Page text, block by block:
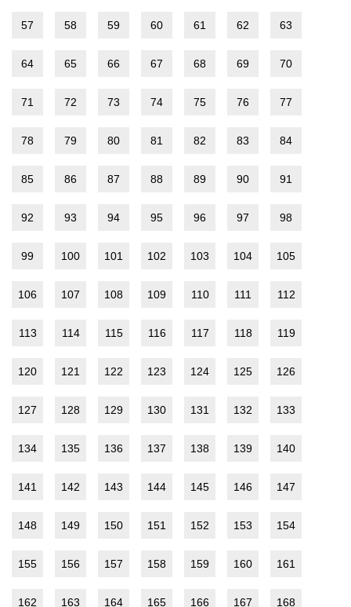
57 58 59 60 61 62 63
64 65 66 67 68 69 70
71 72 73 74 75 76 77
78 79 80 81 82 83 84
85 86 87 88 89 90 91
92 93 94 95 96 97 98
99 100 101 102 103 104 105
106 107 108 109 110 111 112
113 114 115 116 117 118 119
120 121 122 123 124 125 126
127 128 129 130 131 132 133
134 135 136 137 138 139 140
141 142 143 144 145 146 147
148 149 150 151 152 153 154
155 156 157 158 159 160 161
162 163 164 165 166 167 168